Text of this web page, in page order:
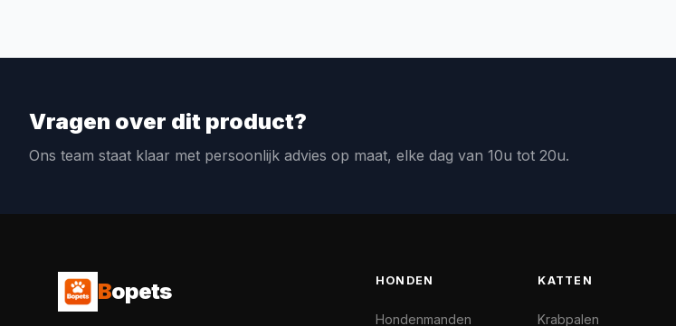
Vragen over dit product?
Ons team staat klaar met persoonlijk advies op maat, elke dag van 10u tot 20u.
Bopets HONDEN
Hondenmanden
KATTEN
Krabpalen